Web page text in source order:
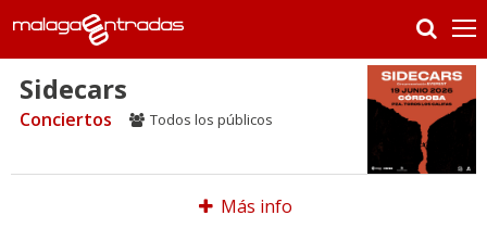
Sidecars
Conciertos Todos los públicos
Más info